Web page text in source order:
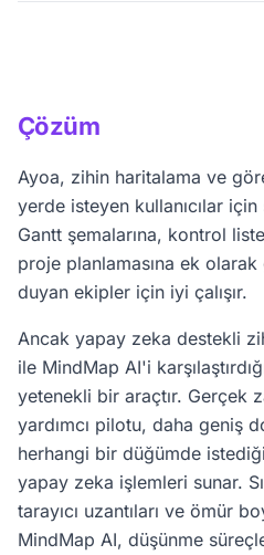
ömür boyu fiyatlandırma ve
Çözüm
Ayoa, zihin haritalama ve
yerde isteyen kullanıcılar
Gantt şemalarına, kontrol
proje planlamasına ek
duyan ekipler için iyi çalışır.
Ancak yapay zeka destekli
ile MindMap AI'i
yetenekli bir araçtır. Gerçek
yardımcı pilotu, daha geniş
herhangi bir düğümde
yapay zeka işlemleri sunar.
tarayıcı uzantıları ve ömür
MindMap AI, düşünme